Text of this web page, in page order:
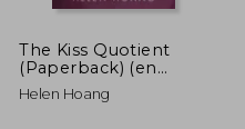
The Kiss Quotient
(Paperback) (en
Inglés)
Helen Hoang